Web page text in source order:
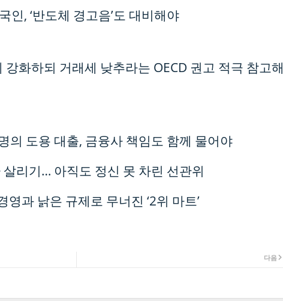
인, ‘반도체 경고음’도 대비해야
강화하되 거래세 낮추라는 OECD 권고 적극 참고해
의 도용 대출, 금융사 책임도 함께 물어야
리기… 아직도 정신 못 차린 선관위
과 낡은 규제로 무너진 ‘2위 마트’
다음